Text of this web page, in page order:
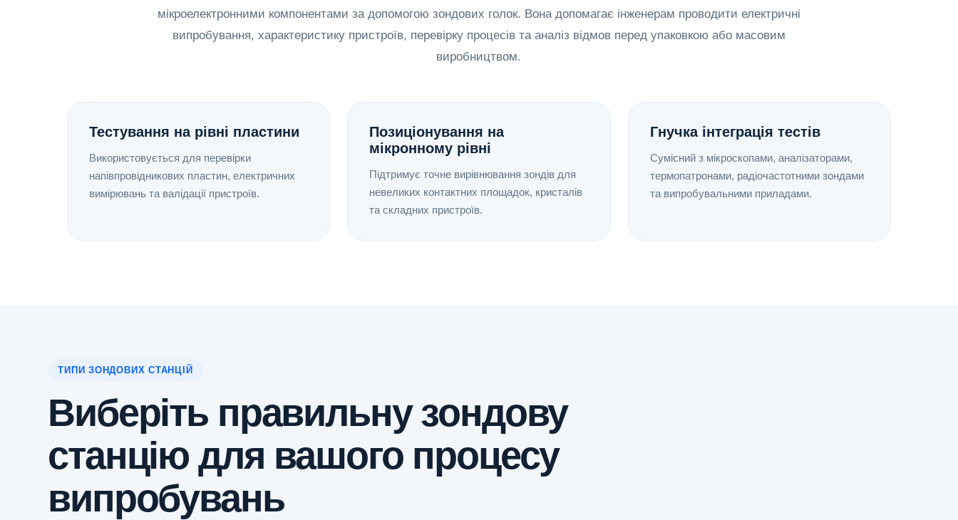
мікроелектронними компонентами за допомогою зондових голок. Вона допомагає інженерам проводити електричні
випробування, характеристику пристроїв, перевірку процесів та аналіз відмов перед упаковкою або масовим
виробництвом.
Тестування на рівні пластини
Використовується для перевірки
напівпровідникових пластин, електричних
вимірювань та валідації пристроїв.
Позиціонування на
мікронному рівні
Підтримує точне вирівнювання зондів для
невеликих контактних площадок, кристалів
та складних пристроїв.
Гнучка інтеграція тестів
Сумісний з мікроскопами, аналізаторами,
термопатронами, радіочастотними зондами
та випробувальними приладами.
ТИПИ ЗОНДОВИХ СТАНЦІЙ
Виберіть правильну зондову
станцію для вашого процесу
випробувань